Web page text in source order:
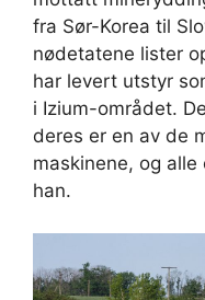
fra Sør-Korea til
nødetatene lister
har levert utstyr
i Izium-området.
deres er en av de
maskinene, og
han.